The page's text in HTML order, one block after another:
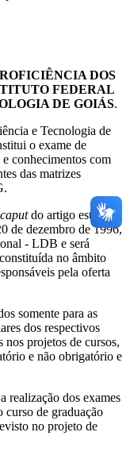
DOS
FEDERAL
DE GOIÁS.
e Tecnologia de
o exame de
conhecimentos com
das matrizes
caputdo artigo está
de dezembro de 1996,
- LDB e será
no âmbito
pela oferta
somente para as
dos respectivos
nos projetos de cursos,
e não obrigatório e
realização dos exames
curso de graduação
no projeto de